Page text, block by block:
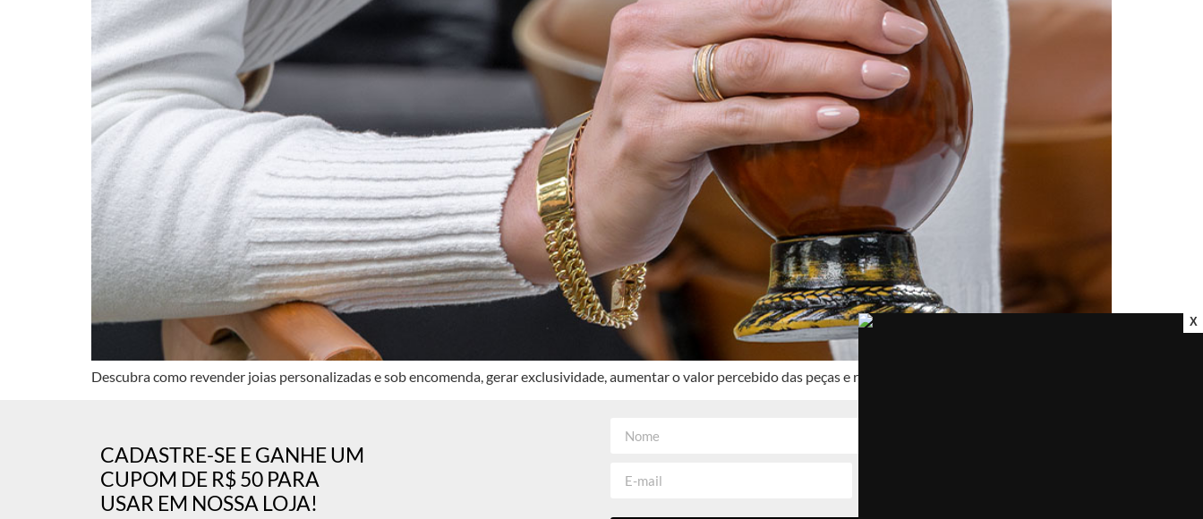
Descubra como revender joias personalizadas e sob encomenda, gerar exclusividade, aumentar o valor percebido das peças e reduzir estoque na joalheria.
CADASTRE-SE E GANHE UM
CUPOM DE R$ 50 PARA
USAR EM NOSSA LOJA!
X